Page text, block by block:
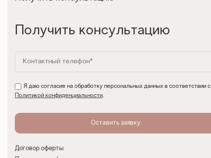
Получить консультацию
Я даю согласие на обработку персональных данных в соответствии с
Политикой конфиденциальности.
Договор оферты